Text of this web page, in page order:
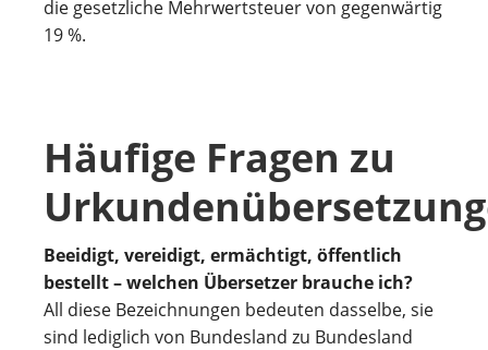
die gesetz­li­che Mehr­wert­steuer von gegen­wär­tig
19 %.
Häufige Fragen zu
Beeidigt, ver­ei­digt, ermäch­tigt, öffent­lich
bestellt – wel­chen Über­set­zer brau­che ich?
All diese Bezeich­nun­gen bedeu­ten das­selbe, sie
sind ledig­lich von Bun­des­land zu Bun­des­land